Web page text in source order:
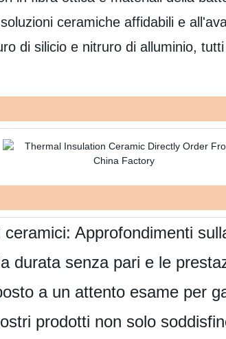
ceramiche affidabili e
di silicio e nitruro di alluminio,
Approfondimenti
durata senza pari e le
a un attento esame per
prodotti non solo